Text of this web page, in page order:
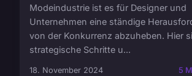
Modeindustrie ist es für Designer und
Unternehmen eine ständige
von der Konkurrenz abzuheben. Hier
strategische Schritte u...
18. November 2024 5